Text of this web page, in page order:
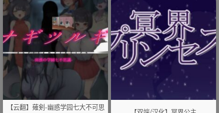
【云翻】薙剣-幽惑学园七大不可思